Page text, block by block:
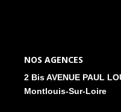
NOS AGENCES
2 Bis AVENUE PAUL
Montlouis-Sur-Loire